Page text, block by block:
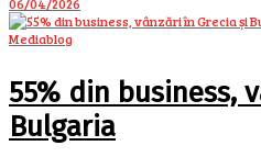
Mediablog
55% din business,
Bulgaria